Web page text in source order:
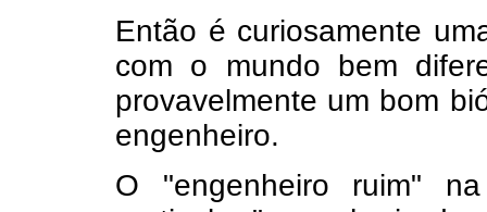
Então é curiosamente
com o mundo bem
provavelmente um bom
engenheiro.
O "engenheiro ruim"